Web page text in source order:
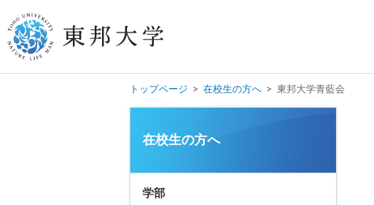
トップページ > 在校生の方へ > 東邦大学青藍会
在校生の方へ
学部